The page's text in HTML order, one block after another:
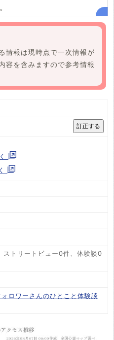
情報は現時点で一次情報が
容を含みますので参考情報
ストリートビュー0件、体験談0
ロワーさんのひとこと体験談